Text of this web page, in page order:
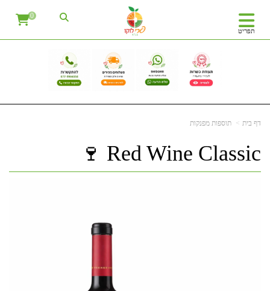
תפריט
0
דף בית תוספות מפנקות
Red Wine Classic 🍷